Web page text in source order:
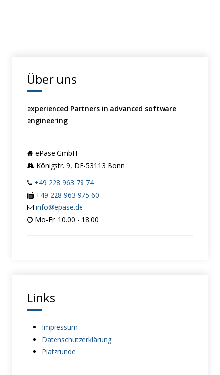
Über uns
experienced Partners in advanced software
engineering
ePase GmbH
Königstr. 9, DE-53113 Bonn
+49 228 963 78 74
+49 228 963 975 60
info@epase.de
Mo-Fr: 10.00 - 18.00
Links
Impressum
Datenschutzerklärung
Platzrunde